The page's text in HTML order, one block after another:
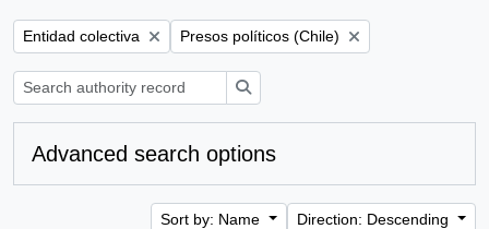
Remove filter:
Entidad colectiva Remove filter:
Presos políticos (Chile)
Advanced search options
Sort by: Name Direction: Descending